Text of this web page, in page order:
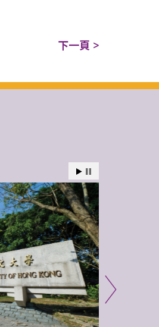
下一頁 >